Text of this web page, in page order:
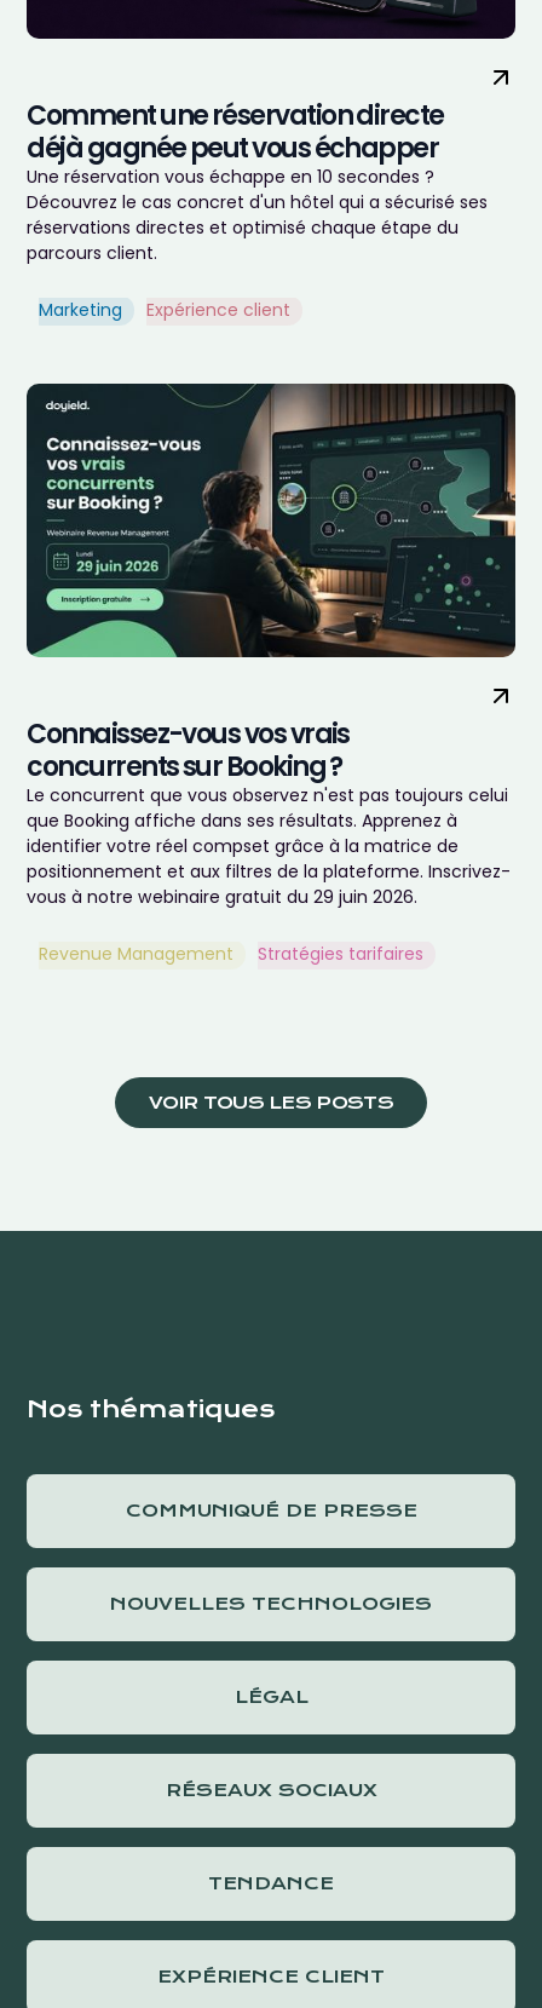
Comment une réservation directe
déjà gagnée peut vous échapper
Une réservation vous échappe en 10 secondes ?
Découvrez le cas concret d'un hôtel qui a sécurisé ses
réservations directes et optimisé chaque étape du
parcours client.
Marketing Expérience client
Connaissez-vous vos vrais
concurrents sur Booking ?
Le concurrent que vous observez n'est pas toujours celui
que Booking affiche dans ses résultats. Apprenez à
identifier votre réel compset grâce à la matrice de
positionnement et aux filtres de la plateforme. Inscrivez-
vous à notre webinaire gratuit du 29 juin 2026.
Revenue Management Stratégies tarifaires
VOIR TOUS LES POSTS
Nos thématiques
COMMUNIQUÉ DE PRESSE
NOUVELLES TECHNOLOGIES
LÉGAL
RÉSEAUX SOCIAUX
TENDANCE
EXPÉRIENCE CLIENT